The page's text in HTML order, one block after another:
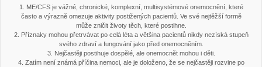
1. ME/CFS je vážné, chronické, komplexní, multisystémové onemocnění, které
často a výrazně omezuje aktivity postižených pacientů. Ve své nejtěžší formě
může zničit životy těch, které postihne.
2. Příznaky mohou přetrvávat po celá léta a většina pacientů nikdy nezíská stupeň
svého zdraví a fungování jako před onemocněním.
3. Nejčastěji postihuje dospělé, ale onemocnět mohou i děti.
4. Zatím není známá příčina nemoci, ale je doloženo, že se nejčastěji rozvine po